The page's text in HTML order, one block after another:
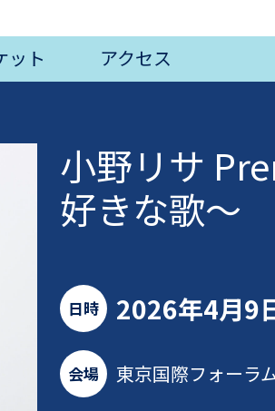
ット アクセス
小野リサ
好きな歌～
日時 2026年4月9
会場 東京国際フォーラ